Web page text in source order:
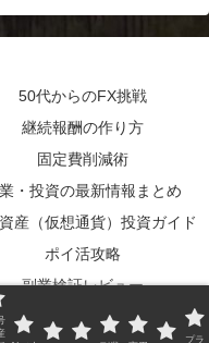
50代からのFX挑戦
継続報酬の作り方
固定費削減術
・投資の最新情報まとめ
産（仮想通貨）投資ガイド
ポイ活攻略
副業検証レビュー
サイトマップ
プラ